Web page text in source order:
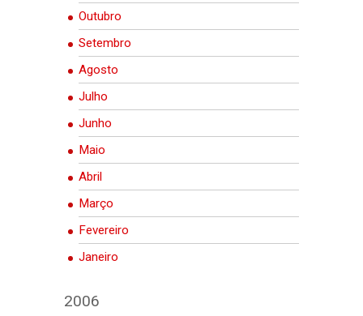
Outubro
Setembro
Agosto
Julho
Junho
Maio
Abril
Março
Fevereiro
Janeiro
2006